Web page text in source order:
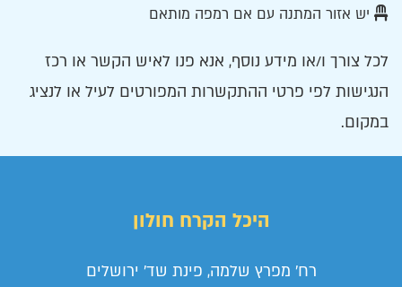
יש אזור המתנה עם אם רמפה מותאם
לכל צורך ו/או מידע נוסף, אנא פנו לאיש הקשר או רכז
הנגישות לפי פרטי ההתקשרות המפורטים לעיל או לנציג
במקום.
היכל הקרח חולון
רח' מפרץ שלמה, פינת שד' ירושלים